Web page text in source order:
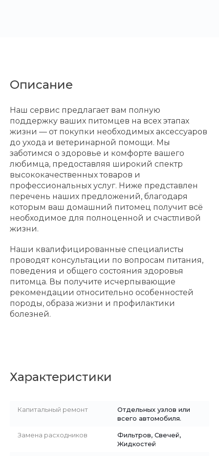
Описание
Наш сервис предлагает вам полную
поддержку ваших питомцев на всех этапах
жизни — от покупки необходимых аксессуаров
до ухода и ветеринарной помощи. Мы
заботимся о здоровье и комфорте вашего
любимца, предоставляя широкий спектр
высококачественных товаров и
профессиональных услуг. Ниже представлен
перечень наших предложений, благодаря
которым ваш домашний питомец получит всё
необходимое для полноценной и счастливой
жизни.
Наши квалифицированные специалисты
проводят консультации по вопросам питания,
поведения и общего состояния здоровья
питомца. Вы получите исчерпывающие
рекомендации относительно особенностей
породы, образа жизни и профилактики
болезней.
Характеристики
Капитальный ремонт
Отдельных узлов или
всего автомобиля.
Замена расходников
Фильтров, Свечей,
Жидкостей